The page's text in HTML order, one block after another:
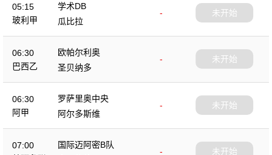
05:15
玻利甲
学术DB
-
瓜比拉
未开始
06:30
巴西乙
欧帕尔利奥
-
圣贝纳多
未开始
06:30
阿甲
罗萨里奥中央
-
阿尔多斯维
未开始
07:00
国际迈阿密B队
-
未开始